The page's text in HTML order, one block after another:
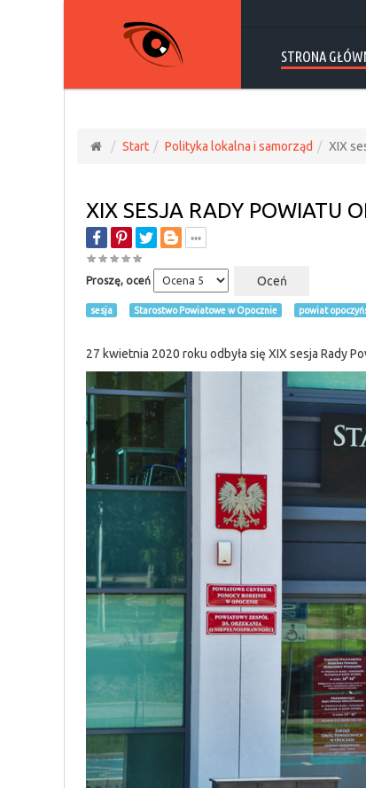
STRONA
Start Polityka lokalna i samorząd XIX
XIX SESJA RADY POWIATU
Proszę, oceń
sesja Starostwo Powiatowe w Opocznie powiat
27 kwietnia 2020 roku odbyła się XIX sesja Rady